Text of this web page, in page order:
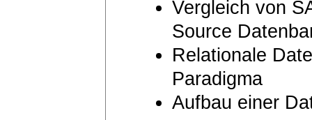
Vergleich von
Source
Relationale
Paradigma
Aufbau einer